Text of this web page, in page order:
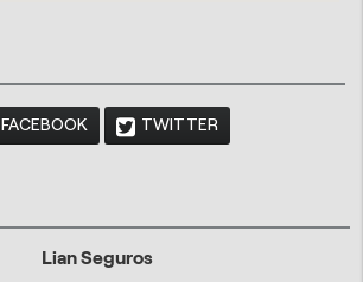
FACEBOOK TWITTER
Lian Seguros